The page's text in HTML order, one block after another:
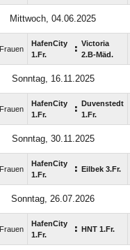
Mittwoch, 04.06.2025
Frauen
HafenCity
1.Fr.
: Victoria
2.B-Mäd.
Sonntag, 16.11.2025
Frauen
HafenCity
1.Fr.
:
Duvenstedt
1.Fr.
Sonntag, 30.11.2025
Frauen
HafenCity
1.Fr.
: Eilbek 3.Fr.
Sonntag, 26.07.2026
Frauen
HafenCity
1.Fr.
: HNT 1.Fr.